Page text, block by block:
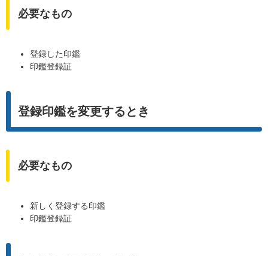
必要なもの
登録した印鑑
印鑑登録証
登録印鑑を変更するとき
必要なもの
新しく登録する印鑑
印鑑登録証